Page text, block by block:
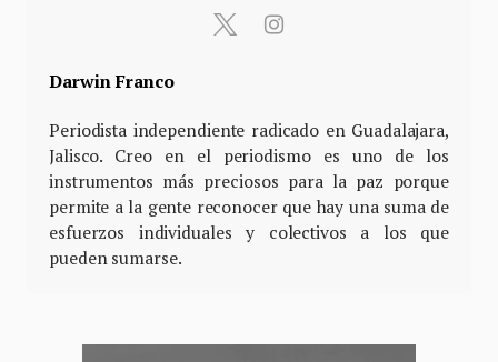
Darwin Franco
Periodista independiente radicado en Guadalajara,
Jalisco. Creo en el periodismo es uno de los
instrumentos más preciosos para la paz porque
permite a la gente reconocer que hay una suma de
esfuerzos individuales y colectivos a los que
pueden sumarse.